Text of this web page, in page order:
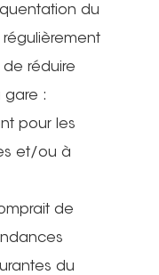
du
régulièrement
de réduire
gare :
pour les
et/ou à
de
du